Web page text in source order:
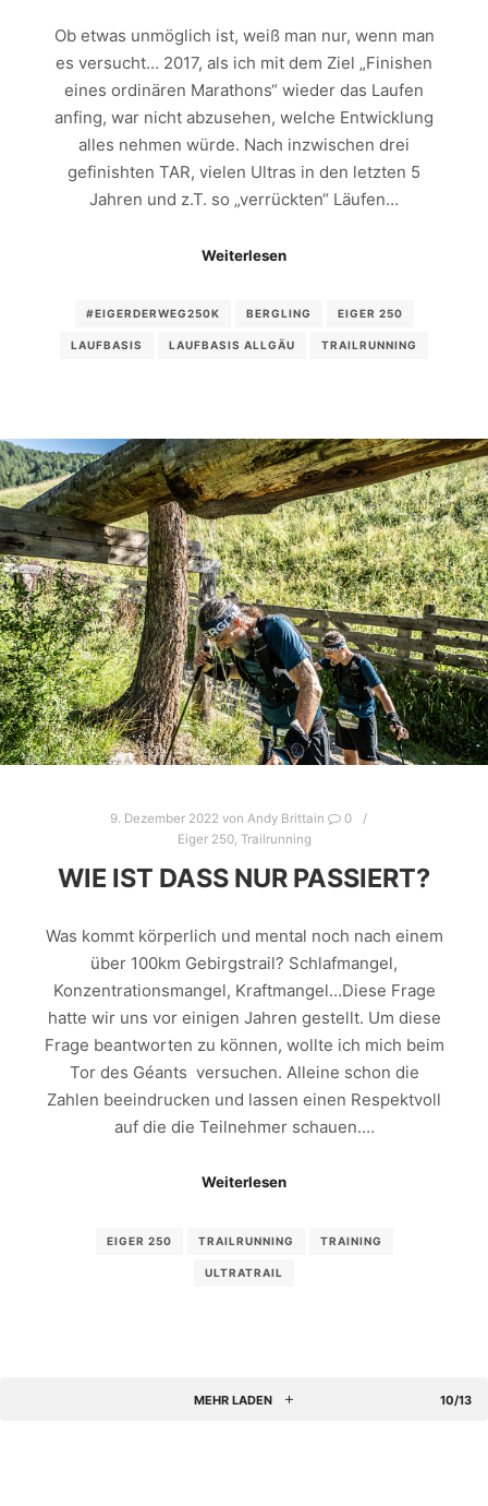
Ob etwas unmöglich ist, weiß man nur, wenn man
es versucht… 2017, als ich mit dem Ziel „Finishen
eines ordinären Marathons“ wieder das Laufen
anfing, war nicht abzusehen, welche Entwicklung
alles nehmen würde. Nach inzwischen drei
gefinishten TAR, vielen Ultras in den letzten 5
Jahren und z.T. so „verrückten“ Läufen…
Weiterlesen
#EIGERDERWEG250K BERGLING EIGER 250
LAUFBASIS LAUFBASIS ALLGÄU TRAILRUNNING
9. Dezember 2022 von Andy Brittain
0
Eiger 250, Trailrunning
WIE IST DASS NUR PASSIERT?
Was kommt körperlich und mental noch nach einem
über 100km Gebirgstrail? Schlafmangel,
Konzentrationsmangel, Kraftmangel…Diese Frage
hatte wir uns vor einigen Jahren gestellt. Um diese
Frage beantworten zu können, wollte ich mich beim
Tor des Géants versuchen. Alleine schon die
Zahlen beeindrucken und lassen einen Respektvoll
auf die die Teilnehmer schauen.…
Weiterlesen
EIGER 250 TRAILRUNNING TRAINING
ULTRATRAIL
MEHR LADEN 10/13